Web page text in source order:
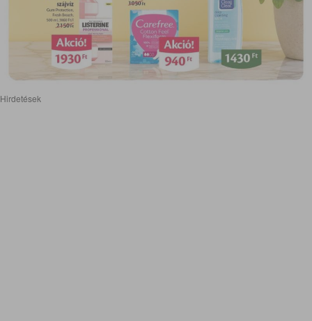
Hirdetések